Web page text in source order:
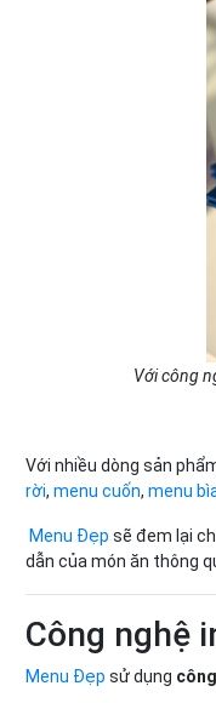
Với công
Với nhiều dòng sản
rời, menu cuốn, menu
Menu Đẹp sẽ đem lại
dẫn của món ăn thông
Công nghệ
Menu Đẹp sử dụng